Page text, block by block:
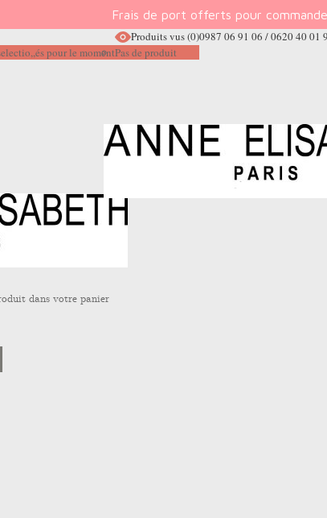
Frais de port offerts pour
pour le moment
Produits vus(0)
Pas de produit
0987 06 91 06 / 0620 40 01
dans votre panier